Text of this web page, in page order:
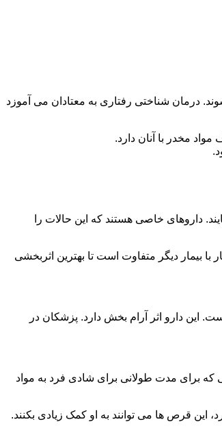
درمان شناختی رفتاری به معتادان می آموزد
مخدر با آنان دارد.
داروهای خاصی هستند که این حالات را
بیمار دیگر متفاوت است تا بهترین اثربخشی
این دارو اثر آرام بخش دارد. پزشکان در
برای مدت طولانی برای شادی فرد به مواد
این قرص ها می توانند به او کمک زیادی بکنند.